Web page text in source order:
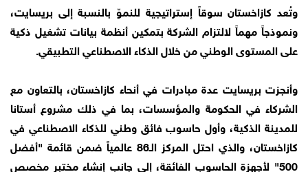
وتُعد كازاخستان سوقاً إستراتيجية للنموّ بالنسبة إلى بريسايت،
ونموذجاً مهماً لالتزام الشركة بتمكين أنظمة بيانات تشغيل ذكية
على المستوى الوطني من خلال الذكاء الاصطناعي التطبيقي.
وأنجزت بريسايت عدة مبادرات في أنحاء كازاخستان، بالتعاون مع
الشركاء في الحكومة والمؤسسات، بما في ذلك مشروع أستانا
للمدينة الذكية، وأول حاسوب فائق وطني للذكاء الاصطناعي في
كازاخستان، والذي احتل المركز الـ86 عالمياً ضمن قائمة "أفضل
500" لأجهزة الحاسوب الفائقة، إلى جانب إنشاء مختبر مخصص